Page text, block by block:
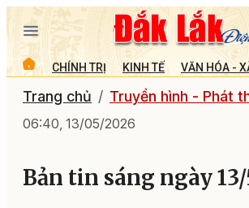
CHÍNH TRỊ KINH TẾ VĂN HÓA -
Trang chủ Truyền hình - Phát
06:40, 13/05/2026
Bản tin sáng ngày